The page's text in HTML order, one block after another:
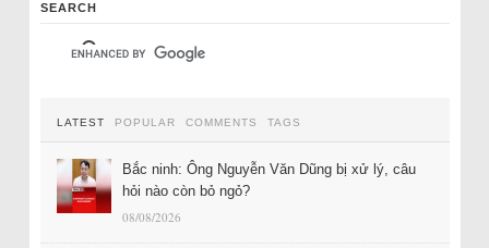
SEARCH
LATEST POPULAR COMMENTS TAGS
Bắc ninh: Ông Nguyễn Văn Dũng bị xử lý, câu
hỏi nào còn bỏ ngỏ?
08/08/2026